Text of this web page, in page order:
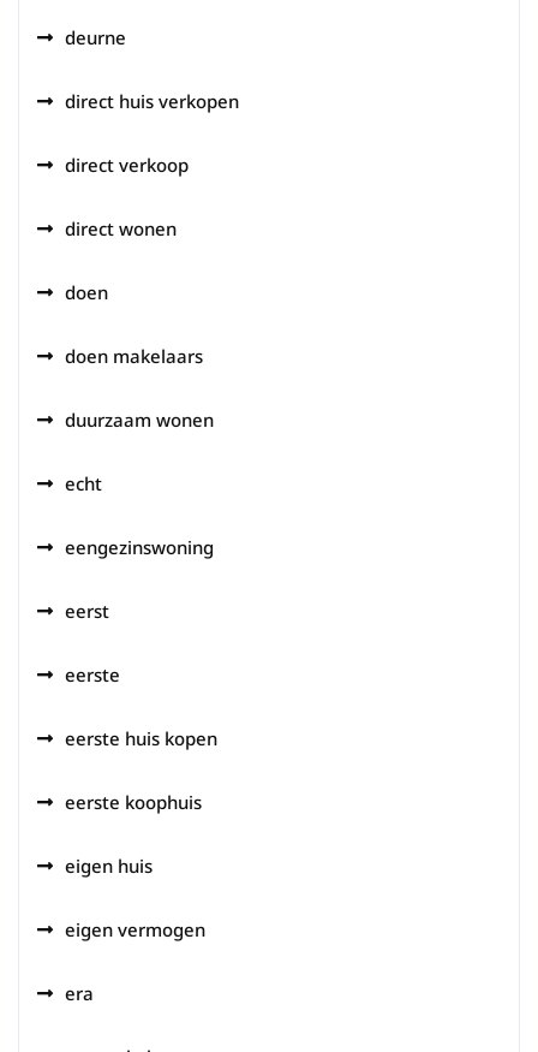
deurne
direct huis verkopen
direct verkoop
direct wonen
doen
doen makelaars
duurzaam wonen
echt
eengezinswoning
eerst
eerste
eerste huis kopen
eerste koophuis
eigen huis
eigen vermogen
era